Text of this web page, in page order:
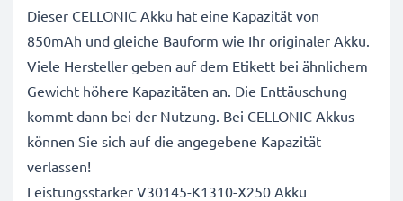
Dieser CELLONIC Akku hat eine Kapazität von
850mAh und gleiche Bauform wie Ihr originaler Akku.
Viele Hersteller geben auf dem Etikett bei ähnlichem
Gewicht höhere Kapazitäten an. Die Enttäuschung
kommt dann bei der Nutzung. Bei CELLONIC Akkus
können Sie sich auf die angegebene Kapazität
verlassen!
Leistungsstarker V30145-K1310-X250 Akku